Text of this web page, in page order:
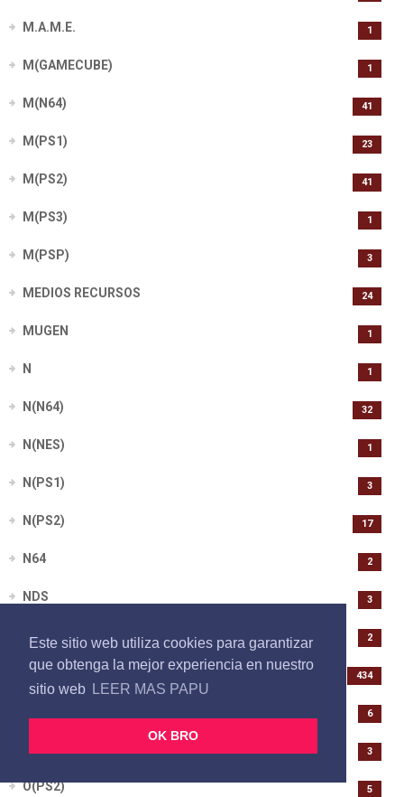
Este sitio web utiliza cookies para garantizar
que obtenga la mejor experiencia en nuestro
sitio web LEER MAS PAPU
OK BRO
M.A.M.E. 1
M(GAMECUBE) 1
M(N64) 41
M(PS1) 23
M(PS2) 41
M(PS3) 1
M(PSP) 3
MEDIOS RECURSOS 24
MUGEN 1
N 1
N(N64) 32
N(NES) 1
N(PS1) 3
N(PS2) 17
N64 2
NDS 3
NES 2
NINTENDO 64 434
6
3
O(PS2) 5